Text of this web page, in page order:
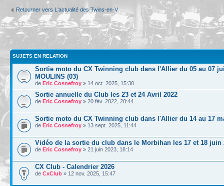
Retourner vers L'actualité des Twins-en-V
SUJETS EN RELATION
Sortie moto du CX Twinning club dans l'Allier du 05 au 07
MOULINS (03)
de Eric Cosnefroy » 14 oct. 2025, 15:30
Sortie annuelle du Club les 23 et 24 Avril 2022
de Eric Cosnefroy » 20 fév. 2022, 20:44
Sortie moto du CX Twinning club dans l'Allier du 14 au 17
de Eric Cosnefroy » 13 sept. 2025, 11:44
Vidéo de la sortie du club dans le Morbihan les 17 et 18 juin
de Eric Cosnefroy » 21 juin 2023, 18:14
CX Club - Calendrier 2026
de CxClub » 12 nov. 2025, 15:47